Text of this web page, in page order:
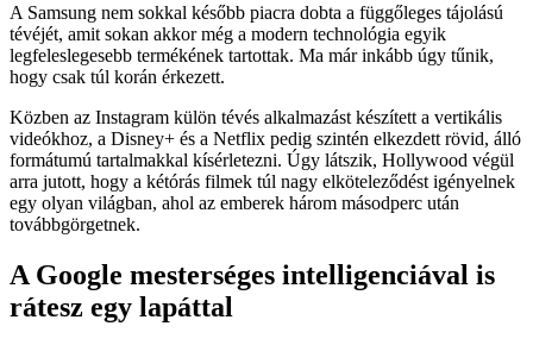
A Samsung nem sokkal később piacra dobta a függőleges tájolású
tévéjét, amit sokan akkor még a modern technológia egyik
legfeleslegesebb termékének tartottak. Ma már inkább úgy tűnik,
hogy csak túl korán érkezett.
Közben az Instagram külön tévés alkalmazást készített a vertikális
videókhoz, a Disney+ és a Netflix pedig szintén elkezdett rövid, álló
formátumú tartalmakkal kísérletezni. Úgy látszik, Hollywood végül
arra jutott, hogy a kétórás filmek túl nagy elköteleződést igényelnek
egy olyan világban, ahol az emberek három másodperc után
továbbgörgetnek.
A Google mesterséges intelligenciával is
rátesz egy lapáttal